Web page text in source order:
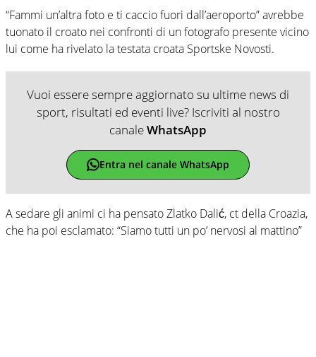
“Fammi un’altra foto e ti caccio fuori dall’aeroporto” avrebbe
tuonato il croato nei confronti di un fotografo presente vicino
lui come ha rivelato la testata croata Sportske Novosti.
Vuoi essere sempre aggiornato su ultime news di
sport, risultati ed eventi live? Iscriviti al nostro
canaleWhatsApp
Entra nel canale WhatsApp
A sedare gli animi ci ha pensato Zlatko Dalić, ct della Croazia,
che ha poi esclamato: “Siamo tutti un po’ nervosi al mattino”